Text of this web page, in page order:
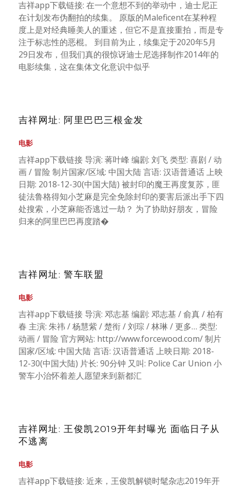
吉祥app下载链接: 在一个意想不到的举动中，迪士尼正
在计划发布伪翻拍的续集。 原版的Maleficent在某种程
度上是对经典睡美人的重述，但它不是直接重拍，而是专
注于标志性的恶棍。 到目前为止，续集定于2020年5月
29日发布，但我们真的很惊讶迪士尼选择制作2014年的
电影续集，这在集体文化意识中似乎
吉祥网址: 阿里巴巴三根金发
电影
吉祥app下载链接 导演: 蒋叶峰 编剧: 刘飞 类型: 喜剧 / 动
画 / 冒险 制片国家/区域: 中国大陆 言语: 汉语普通话 上映
日期: 2018-12-30(中国大陆) 被封印的魔王再度复苏，匪
徒法鲁格得知小芝麻是完全免除封印的要害后派出手下四
处搜索，小芝麻能否逃过一劫？ 为了协助好朋友，冒险
归来的阿里巴巴再度踏�
吉祥网址: 警车联盟
电影
吉祥app下载链接 导演: 邓志基 编剧: 邓志基 / 俞真 / 柏有
春 主演: 朱祎 / 杨慧紫 / 楚衔 / 刘琮 / 林琳 / 更多… 类型:
动画 / 冒险 官方网站: http://www.forcewood.com/ 制片
国家/区域: 中国大陆 言语: 汉语普通话 上映日期: 2018-
12-30(中国大陆) 片长: 90分钟 又叫: Police Car Union 小
警车小治怀着差人愿望来到新都汇
吉祥网址: 王俊凯2019开年封曝光 面临日子从
不逃离
电影
吉祥app下载链接: 近来，王俊凯解锁时髦杂志2019年开